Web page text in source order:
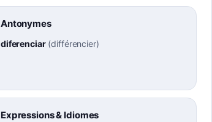
Antonymes
diferenciar(différencier)
Expressions & Idiomes